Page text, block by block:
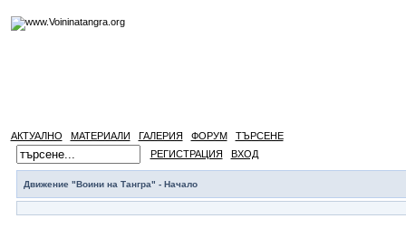
АКТУАЛНО МАТЕРИАЛИ ГАЛЕРИЯ ФОРУМ
ТЪРСЕНЕ
РЕГИСТРАЦИЯ
ВХОД
Движение "Воини на Тангра" - Начало